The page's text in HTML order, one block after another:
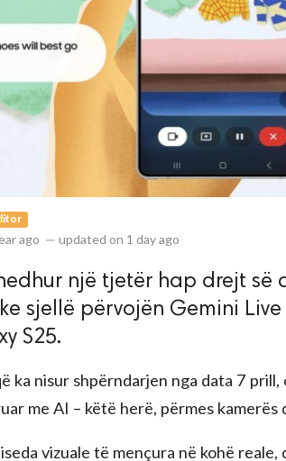
ago — updated on 1 day ago
një tjetër hap drejt së
sjellë përvojën Gemini
S25.
ka nisur shpërndarjen nga data 7
me AI – këtë herë, përmes kamerës
vizuale të mençura në kohë